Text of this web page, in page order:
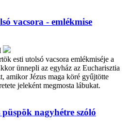
vacsora - emlékmise
esti utolsó vacsora emlékmiséje a
ünnepli az egyház az Eucharisztia
amikor Jézus maga köré gyűjtötte
jeleként megmosta lábukat.
nagyhétre szóló